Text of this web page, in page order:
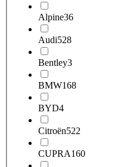
Alpine36
Audi528
Bentley3
BMW168
BYD4
Citroën522
CUPRA160